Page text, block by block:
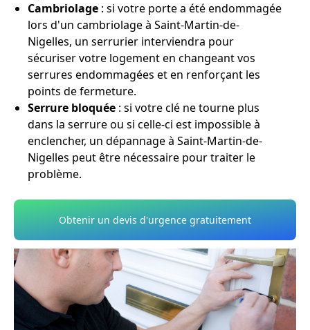
Cambriolage : si votre porte a été endommagée
lors d'un cambriolage à Saint-Martin-de-
Nigelles, un serrurier interviendra pour
sécuriser votre logement en changeant vos
serrures endommagées et en renforçant les
points de fermeture.
Serrure bloquée : si votre clé ne tourne plus
dans la serrure ou si celle-ci est impossible à
enclencher, un dépannage à Saint-Martin-de-
Nigelles peut être nécessaire pour traiter le
problème.
Obtenir un devis d'urgence gratuitement